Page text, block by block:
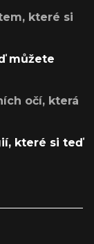
které si
můžete
očí, která
které si teď